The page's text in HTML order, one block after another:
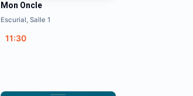
Mon Oncle
Escurial, Salle 1
11:30